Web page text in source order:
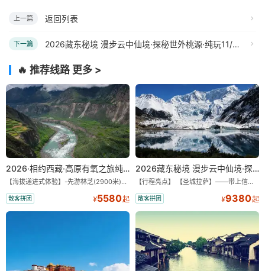
上一篇 返回列表
下一篇 2026藏东秘境 漫步云中仙境·探秘世外桃源·纯玩11/13日
🔥 推荐线路 更多 >
2026·相约西藏·高原有氧之旅纯玩9/11日游
【海拔递进式体验】-先游林芝(2900米)再访拉萨(3650米)，亲测 99%游客零高反 。 【贴心保障】-全程配备便携式制氧机，高反根本不是事儿 ！ 【无人机航拍】-雪山/圣湖/峡谷/古寺民俗深度串联，「随车航拍」大片呈现 。 【特色美食】-石锅鸡热腾腾的烟火气，当地特色烤羊宴，欢快的篝火歌舞 。 【沉浸式体验】-赠送藏装旅拍，夜游布达拉宫，让旅程成为有温度的记忆 。 【绝美风光】-醉美318穿越云端，林芝秘境藏地江南，羊卓雍措上帝打翻的调色盘 。
散客拼团 ¥5580起
2026藏东秘境 漫步云中仙境·探秘世外桃源·纯玩11/13日
【行程亮点】 【圣城拉萨】——带上信心与信仰去西藏，行吟拉萨，感受这座城与生俱来的与众不同！ 【布达拉宫】——集宫殿城堡寺院于一体的宏伟建筑，是西藏最完整的古代宫堡建筑群！ 【巴松措】——西藏首个自然风景类国家5A级旅游风景区 【鲁朗小镇】——藏语龙王谷，神仙居住的地方 【米堆冰川】——中国三大海洋冰川之一 【然乌湖】——静谧然乌，它的静和蓝远近闻名！ 【莲花秘境墨脱】——隐藏的莲花、云里雾里，雪山之下，被称为“中国最后一个世外桃源”。 【雅鲁藏布大峡谷】——世界最深最长的河流峡谷，地球上“最后的秘境”，“最美的伤痕”！ 【索松村】——索松村位于西藏林芝地区，是一个被誉为“藏地最美村庄”的地方！ 【南迦巴瓦峰】——南迦巴瓦峰用“长矛直刺苍穹”形容它，尤其它的日落金山，气吞山河 【特别赠送】——藏装写真、哈达礼遇、缓解高反 便携式氧气1瓶/人
散客拼团 ¥9380起